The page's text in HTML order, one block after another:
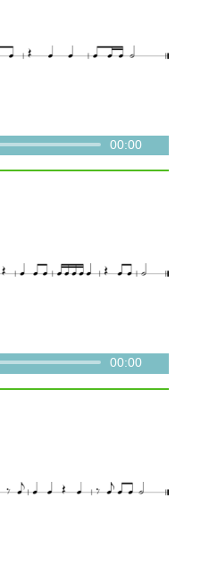
Lydavspiller 00:00
Lydavspiller 00:00